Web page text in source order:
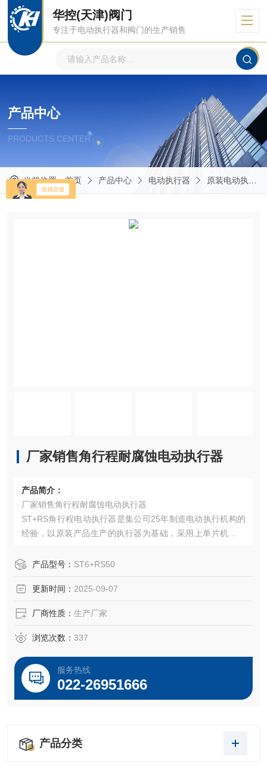
华控(天津)阀门
专注于电动执行器和阀门的生产销售
产品中心
PRODUCTS CENTER
当前位置：首页 产品中心 电动执行器 原装电动执行器
厂家销售角行程耐腐蚀电动执行器
产品简介：
厂家销售角行程耐腐蚀电动执行器
ST+RS角行程电动执行器是集公司25年制造电动执行机构的
经验，以原装产品生产的执行器为基础，采用上单片机技术
构。产品型号： ST6+RS50
更新时间： 2025-09-07
厂商性质： 生产厂家
浏览次数： 337
服务热线
022-26951666
产品分类